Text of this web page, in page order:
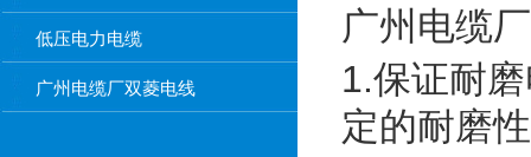
低压电力电缆
广州电缆厂双菱电线
广州电缆
1.保证耐
定的耐磨